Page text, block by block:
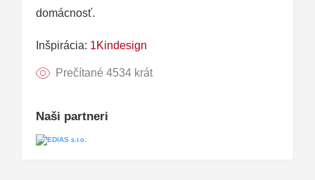
domácnosť.
Inšpirácia: 1Kindesign
Prečítané 4534 krát
Naši partneri